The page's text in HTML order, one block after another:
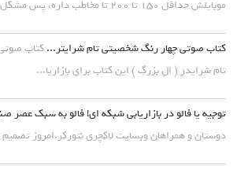
موبایلش حداقل ۱۵۰ تا ۲۰۰ تا مخاطب داره، پس مشکل اصلی...
کتاب صوتی چهار رنگ شخصیتی تام شرایتر... کتاب
تام شرایدر ( ال بزرگ ) این کتاب برای بازاریا...
توجیه یا فالو در بازاریابی شبکه ای! فالو به سبک عصر
دوستان و همراهان وبسایت لاکچری نتورکر.امروز